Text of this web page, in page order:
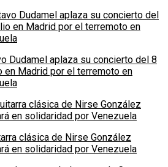
Dudamel aplaza su concierto del 8
en Madrid por el terremoto en
clásica de Nirse González
en solidaridad por Venezuela